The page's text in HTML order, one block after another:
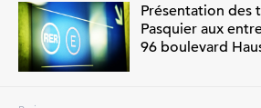
Présentation des
Pasquier aux
96 boulevard